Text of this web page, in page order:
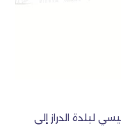
لبلدة الدراز إلى